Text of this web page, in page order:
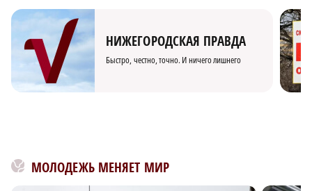
НИЖЕГОРОДСКАЯ ПРАВДА
Быстро, честно, точно. И ничего лишнего
МОЛОДЕЖЬ МЕНЯЕТ МИР